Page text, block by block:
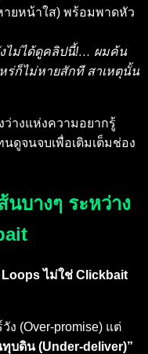
ยหน้าใส) พร้อมพาดหัว
ไม่ได้ดูคลิปนี้!… ผมค้น
ร่ก็ไม่หายสักที สาเหตุนั้น
ว่างแห่งความอยากรู้
ดูจนจบเพื่อเติมเต็มช่อง
นบางๆ ระหว่าง
Loops ไม่ใช่ Clickbait
ง (Over-promise) แต่
บดิน (Under-deliver)”